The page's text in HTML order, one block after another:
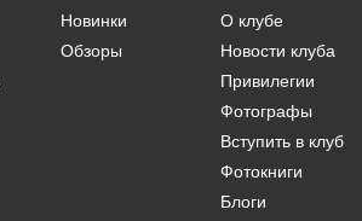
Новинки
Обзоры
О клубе
Новости клуба
Привилегии
Фотографы
Вступить в клуб
Фотокниги
Блоги